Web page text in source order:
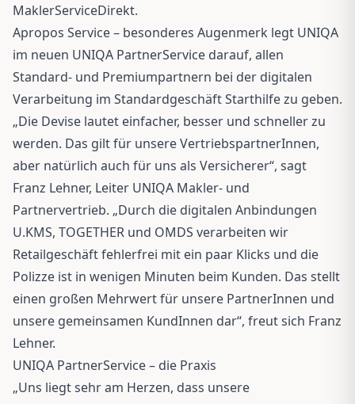
MaklerServiceDirekt.
Apropos Service – besonderes Augenmerk legt UNIQA
im neuen UNIQA PartnerService darauf, allen
Standard- und Premiumpartnern bei der digitalen
Verarbeitung im Standardgeschäft Starthilfe zu geben.
„Die Devise lautet einfacher, besser und schneller zu
werden. Das gilt für unsere VertriebspartnerInnen,
aber natürlich auch für uns als Versicherer“, sagt
Franz Lehner, Leiter UNIQA Makler- und
Partnervertrieb. „Durch die digitalen Anbindungen
U.KMS, TOGETHER und OMDS verarbeiten wir
Retailgeschäft fehlerfrei mit ein paar Klicks und die
Polizze ist in wenigen Minuten beim Kunden. Das stellt
einen großen Mehrwert für unsere PartnerInnen und
unsere gemeinsamen KundInnen dar“, freut sich Franz
Lehner.
UNIQA PartnerService – die Praxis
„Uns liegt sehr am Herzen, dass unsere